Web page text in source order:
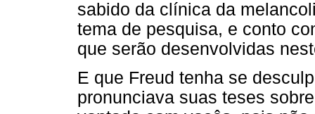
sabido da clínica da
tema de pesquisa, e conto
que serão desenvolvidas
E que Freud tenha se
pronunciava suas teses